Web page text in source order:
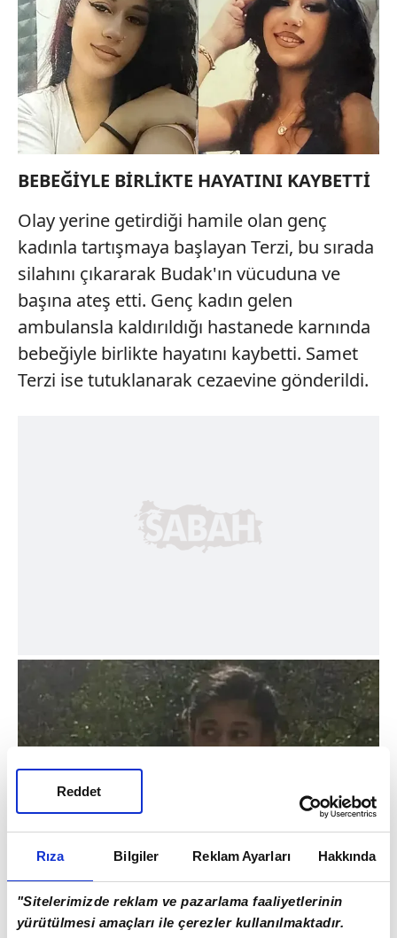
Rıza Bilgiler Reklam Ayarları Hakkında
"Sitelerimizde reklam ve pazarlama faaliyetlerinin
yürütülmesi amaçları ile çerezler kullanılmaktadır.
Reddet
BEBEĞİYLE BİRLİKTE HAYATINI KAYBETTİ
Olay yerine getirdiği hamile olan genç
kadınla tartışmaya başlayan Terzi, bu sırada
silahını çıkararak Budak'ın vücuduna ve
başına ateş etti. Genç kadın gelen
ambulansla kaldırıldığı hastanede karnında
bebeğiyle birlikte hayatını kaybetti. Samet
Terzi ise tutuklanarak cezaevine gönderildi.
DAVA KARARA BAĞLANDI